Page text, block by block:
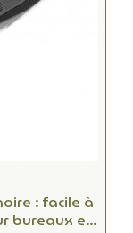
: facile à
bureaux et